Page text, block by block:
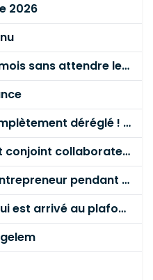
2026
ESN qui paient en fin de mois sans attendre le paiement client ?
Le marché de l'IT est complètement déréglé ! STOP à cette mascarade ! Il faut s'unir et résister !
aide changement statut conjoint collaborateur
Mixer portage et auto entrepreneur pendant des années - quel risque ?
🚨 Réforme ARE 2025 : qui est arrivé au plafond des 60 % en gardant son entreprise ?